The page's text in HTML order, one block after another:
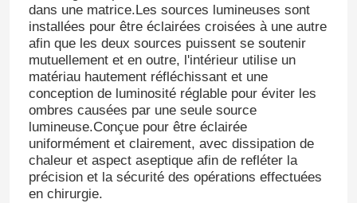
dans une matrice.Les sources lumineuses sont
installées pour être éclairées croisées à une autre
afin que les deux sources puissent se soutenir
mutuellement et en outre, l'intérieur utilise un
matériau hautement réfléchissant et une
conception de luminosité réglable pour éviter les
ombres causées par une seule source
lumineuse.Conçue pour être éclairée
uniformément et clairement, avec dissipation de
chaleur et aspect aseptique afin de refléter la
précision et la sécurité des opérations effectuées
en chirurgie.